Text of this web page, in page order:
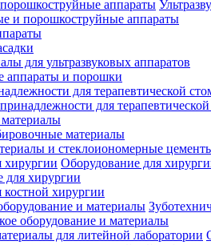
аппараты
и порошкоструйные аппараты
для ультразвуковых аппаратов
аппараты и порошки
для терапевтической
для
материалы
и стеклоиономерные
хирургии Оборудование для
для хирургии
хирургии
и материалы
оборудование и материалы
для литейной лаборатории